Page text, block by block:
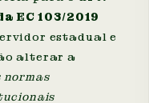
EC 103/2019
estadual e
alterar a
normas